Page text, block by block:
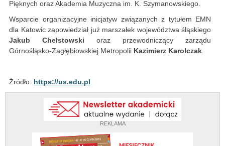
REKLAMA
Pięknych oraz Akademia Muzyczna im. K. Szymanowskiego.
Wsparcie organizacyjne inicjatyw związanych z tytułem EMN
dla Katowic zapowiedział już marszałek województwa śląskiego
Jakub Chełstowski oraz przewodniczący zarządu
Górnośląsko-Zagłębiowskiej Metropolii Kazimierz Karolczak.
Źródło: https://us.edu.pl